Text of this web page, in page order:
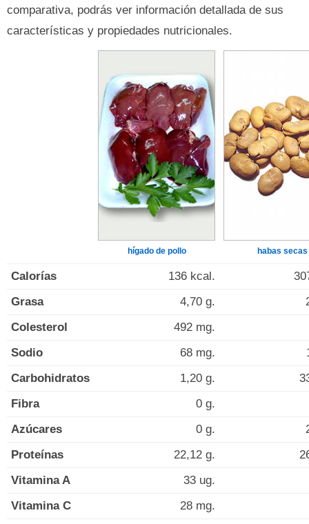
comparativa, podrás ver información detallada de sus
características y propiedades nutricionales.
hígado de pollo habas secas
Calorías 136 kcal.
Grasa
4,70 g.
Colesterol
492 mg.
Sodio
68 mg.
Carbohidratos
1,20 g.
Fibra
0 g.
Azúcares
0 g.
Proteínas
22,12 g.
Vitamina A
33 ug.
Vitamina C
28 mg.